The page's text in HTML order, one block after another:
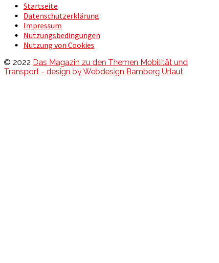
Startseite
Datenschutzerklärung
Impressum
Nutzungsbedingungen
Nutzung von Cookies
© 2022 Das Magazin zu den Themen Mobilität und
Transport - design by Webdesign Bamberg Urlaut